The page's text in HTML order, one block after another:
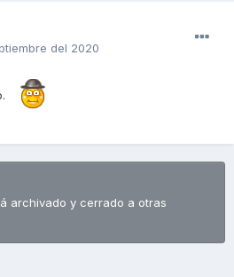
del 2020
archivado y cerrado a otras